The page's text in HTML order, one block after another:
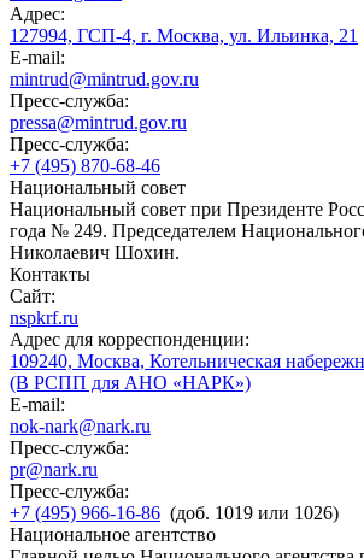
Адрес:
127994, ГСП-4, г. Москва, ул. Ильинка, 21
E-mail:
mintrud@mintrud.gov.ru
Пресс-служба:
pressa@mintrud.gov.ru
Пресс-служба:
+7 (495) 870-68-46
Национальный совет
Национальный совет при Президенте
года № 249. Председателем
Николаевич Шохин.
Контакты
Сайт:
nspkrf.ru
Адрес для корреспонденции:
109240, Москва, Котельническая
(В РСПП для АНО «НАРК»)
E-mail:
nok-nark@nark.ru
Пресс-служба:
pr@nark.ru
Пресс-служба:
+7 (495) 966-16-86 (доб. 1019 или 1026)
Национальное агентство